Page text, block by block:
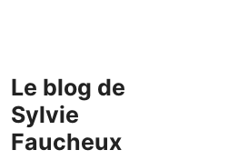
Le blog de
Sylvie
Faucheux